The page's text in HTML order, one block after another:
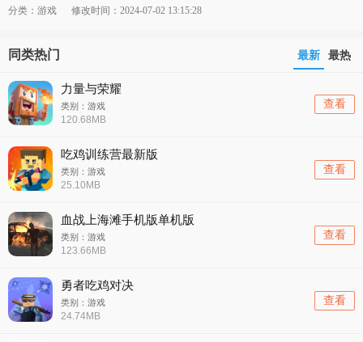
分类：游戏
修改时间：2024-07-02 13:15:28
同类热门 最新 最热
力量与荣耀
类别：游戏
120.68MB
查看
吃鸡训练营最新版
类别：游戏
25.10MB
查看
血战上海滩手机版单机版
类别：游戏
123.66MB
查看
勇者吃鸡对决
类别：游戏
24.74MB
查看